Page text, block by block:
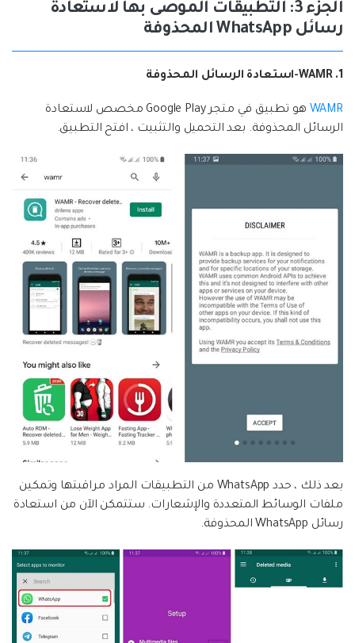
الجزء 3: التطبيقات الموصى بها لاستعادة
رسائل WhatsApp المحذوفة
1. WAMR-استعادة الرسائل المحذوفة
WAMR
هو تطبيق في متجر Google Play مخصص لاستعادة
الرسائل المحذوفة. بعد التحميل والتثبيت ، افتح التطبيق.
بعد ذلك ، حدد WhatsApp من التطبيقات المراد مراقبتها وتمكين
ملفات الوسائط المتعددة والإشعارات. ستتمكن الآن من استعادة
رسائل WhatsApp المحذوفة.